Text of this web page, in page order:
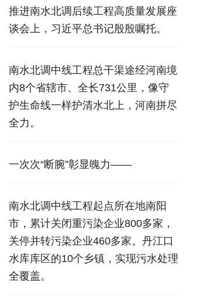
推进南水北调后续工程高质量发展座
谈会上，习近平总书记殷殷嘱托。
南水北调中线工程总干渠途经河南境
内8个省辖市、全长731公里，像守
护生命线一样护清水北上，河南拼尽
全力。
一次次“断腕”彰显魄力——
南水北调中线工程起点所在地南阳
市，累计关闭重污染企业800多家，
关停并转污染企业460多家。丹江口
水库库区的10个乡镇，实现污水处理
全覆盖。